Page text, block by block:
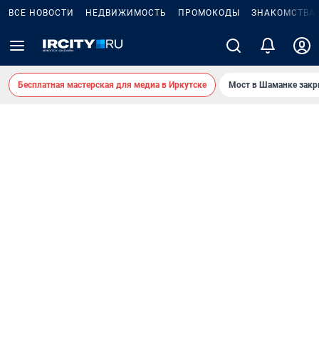
ВСЕ НОВОСТИ НЕДВИЖИМОСТЬ ПРОМОКОДЫ ЗНАКОМСТВА
Бесплатная мастерская для медиа в Иркутске Мост в Шаманке